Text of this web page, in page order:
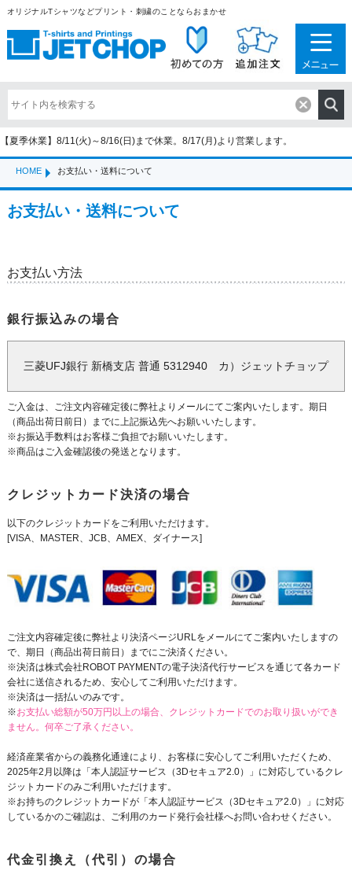
オリジナルTシャツなどプリント・刺繍のことならおまかせ
【夏季休業】8/11(火)～8/16(日)まで休業。8/17(月)より営業します。
HOME お支払い・送料について
お支払い・送料について
お支払い方法
銀行振込みの場合
三菱UFJ銀行 新橋支店 普通 5312940 カ）ジェットチョップ
ご入金は、ご注文内容確定後に弊社よりメールにてご案内いたします。期日
（商品出荷日前日）までに上記振込先へお願いいたします。
※お振込手数料はお客様ご負担でお願いいたします。
※商品はご入金確認後の発送となります。
クレジットカード決済の場合
以下のクレジットカードをご利用いただけます。
[VISA、MASTER、JCB、AMEX、ダイナース]
ご注文内容確定後に弊社より決済ページURLをメールにてご案内いたしますの
で、期日（商品出荷日前日）までにご決済ください。
※決済は株式会社ROBOT PAYMENTの電子決済代行サービスを通じて各カード
会社に送信されるため、安心してご利用いただけます。
※決済は一括払いのみです。
※お支払い総額が50万円以上の場合、クレジットカードでのお取り扱いができ
ません。何卒ご了承ください。
経済産業省からの義務化通達により、お客様に安心してご利用いただくため、
2025年2月以降は「本人認証サービス（3Dセキュア2.0）」に対応しているクレ
ジットカードのみご利用いただけます。
※お持ちのクレジットカードが「本人認証サービス（3Dセキュア2.0）」に対応
しているかのご確認は、ご利用のカード発行会社様へお問い合わせください。
代金引換え（代引）の場合